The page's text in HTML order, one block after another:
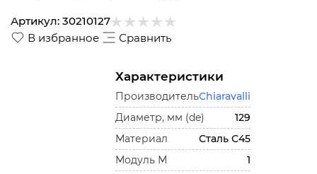
В избранное Сравнить
Артикул: 30210127
Характеристики
ПроизводительChiaravalli
Диаметр, мм (de)
129
Материал
Сталь С45
Модуль М
1